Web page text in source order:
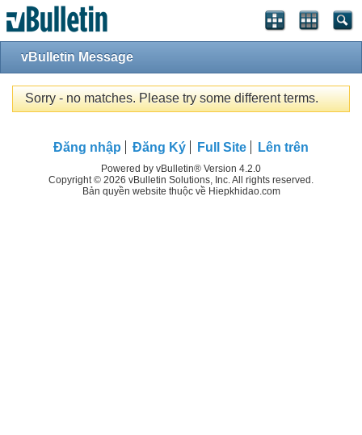
vBulletin Message
Sorry - no matches. Please try some different terms.
Đăng nhập Đăng Ký Full Site Lên trên
Powered by vBulletin® Version 4.2.0
Copyright © 2026 vBulletin Solutions, Inc. All rights reserved.
Bản quyền website thuộc về Hiepkhidao.com